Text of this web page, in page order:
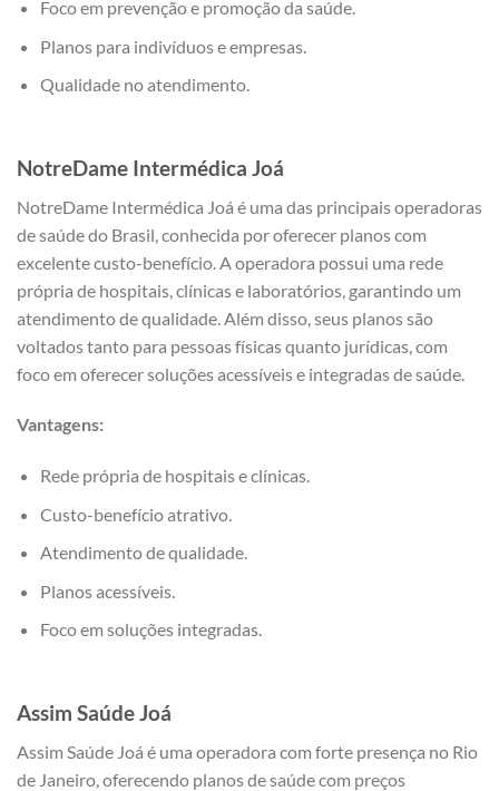
Foco em prevenção e promoção da saúde.
Planos para indivíduos e empresas.
Qualidade no atendimento.
NotreDame Intermédica Joá
NotreDame Intermédica Joá é uma das principais operadoras
de saúde do Brasil, conhecida por oferecer planos com
excelente custo-benefício. A operadora possui uma rede
própria de hospitais, clínicas e laboratórios, garantindo um
atendimento de qualidade. Além disso, seus planos são
voltados tanto para pessoas físicas quanto jurídicas, com
foco em oferecer soluções acessíveis e integradas de saúde.
Vantagens:
Rede própria de hospitais e clínicas.
Custo-benefício atrativo.
Atendimento de qualidade.
Planos acessíveis.
Foco em soluções integradas.
Assim Saúde Joá
Assim Saúde Joá é uma operadora com forte presença no Rio
de Janeiro, oferecendo planos de saúde com preços